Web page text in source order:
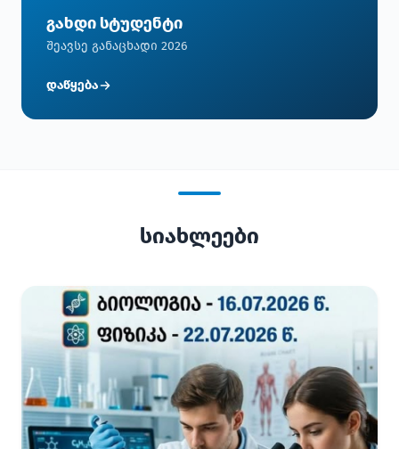
გახდი სტუდენტი
შეავსე განაცხადი 2026
დაწყება
სიახლეები